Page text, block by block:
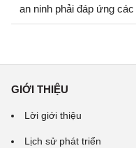
an ninh phải đáp ứng
GIỚI THIỆU
Lời giới thiệu
Lịch sử phát triển